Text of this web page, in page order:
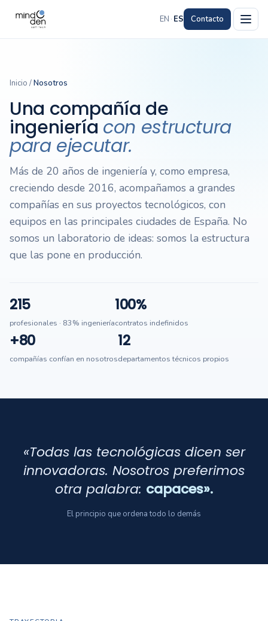
EN · ES Contacto
Inicio /Nosotros
Una compañía de
ingeniería con estructura
para ejecutar.
Más de 20 años de ingeniería y, como empresa,
creciendo desde 2016, acompañamos a grandes
compañías en sus proyectos tecnológicos, con
equipos en las principales ciudades de España. No
somos un laboratorio de ideas: somos la estructura
que las pone en producción.
215
profesionales · 83% ingeniería
100%
contratos indefinidos
+80
compañías confían en nosotros
12
departamentos técnicos propios
«Todas las tecnológicas dicen ser
innovadoras. Nosotros preferimos
otra palabra: capaces».
El principio que ordena todo lo demás